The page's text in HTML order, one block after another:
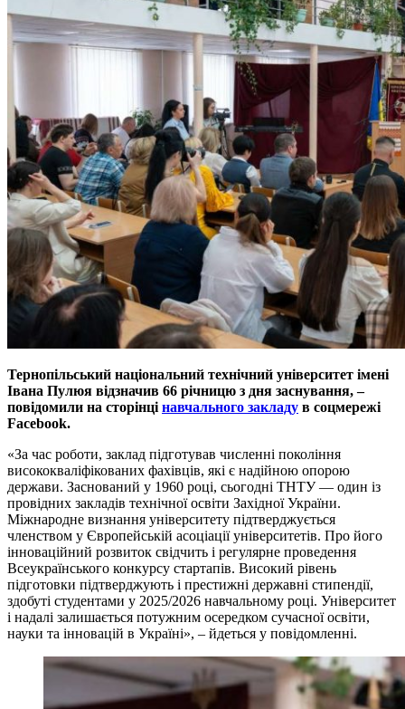
Тернопільський національний технічний університет імені
Івана Пулюя відзначив 66 річницю з дня заснування, –
повідомили на сторінці навчального закладу в соцмережі
Facebook.
«За час роботи, заклад підготував численні покоління
висококваліфікованих фахівців, які є надійною опорою
держави. Заснований у 1960 році, сьогодні ТНТУ — один із
провідних закладів технічної освіти Західної України.
Міжнародне визнання університету підтверджується
членством у Європейській асоціації університетів. Про його
інноваційний розвиток свідчить і регулярне проведення
Всеукраїнського конкурсу стартапів. Високий рівень
підготовки підтверджують і престижні державні стипендії,
здобуті студентами у 2025/2026 навчальному році. Університет
і надалі залишається потужним осередком сучасної освіти,
науки та інновацій в Україні», – йдеться у повідомленні.